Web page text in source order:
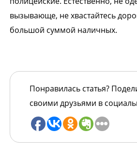
вызывающе, не хвастайтесь
большой суммой наличных.
Понравилась статья?
своими друзьями в